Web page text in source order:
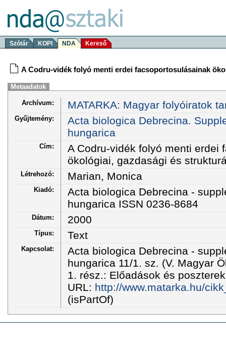
Szótár KOPI NDA Kereső
A Codru-vidék folyó menti erdei facsoportosulásainak
Metaadatok
Archívum: MATARKA: Magyar folyóiratok
Gyűjtemény:
Acta biologica Debrecina.
hungarica
Cím:
A Codru-vidék folyó menti erdei
ökológiai, gazdasági és
Létrehozó: Marian, Monica
Kiadó:
Acta biologica Debrecina -
hungarica ISSN 0236-8684
Dátum: 2000
Típus: Text
Kapcsolat:
Acta biologica Debrecina -
hungarica 11/1. sz. (V. Magyar
1. rész.: Előadások és
URL: http://www.matarka.hu/
(isPartOf)